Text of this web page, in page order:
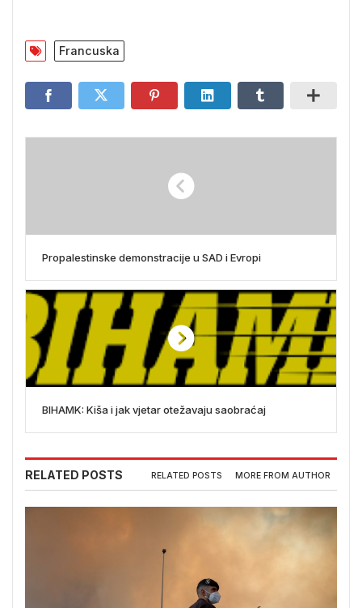
Francuska
Propalestinske demonstracije u SAD i Evropi
BIHAMK: Kiša i jak vjetar otežavaju saobraćaj
RELATED POSTS RELATED POSTS MORE FROM AUTHOR